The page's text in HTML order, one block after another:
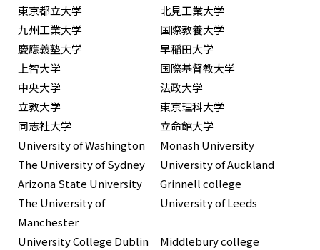
東京都立大学
北見工業大学
九州工業大学
国際教養大学
慶應義塾大学
早稲田大学
上智大学
国際基督教大学
中央大学
法政大学
立教大学
東京理科大学
同志社大学
立命館大学
University of Washington
Monash University
The University of Sydney
University of Auckland
Arizona State University
Grinnell college
The University of
Manchester
University of Leeds
University College Dublin
Middlebury college